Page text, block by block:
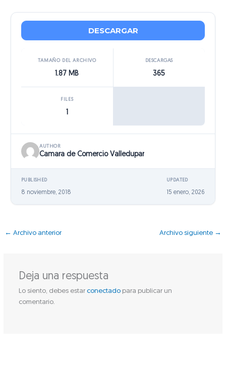
DESCARGAR
TAMAÑO DEL ARCHIVO
1.87 MB
DESCARGAS
365
FILES
AUTHOR
Camara de Comercio Valledupar
PUBLISHED
8 noviembre, 2018
UPDATED
15 enero, 2026
← Archivo anterior Archivo siguiente →
Deja una respuesta
Lo siento, debes estar conectadopara publicar un
comentario.